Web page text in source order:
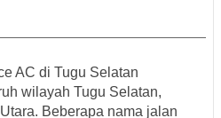
AC di Tugu Selatan
wilayah Tugu Selatan,
. Beberapa nama jalan